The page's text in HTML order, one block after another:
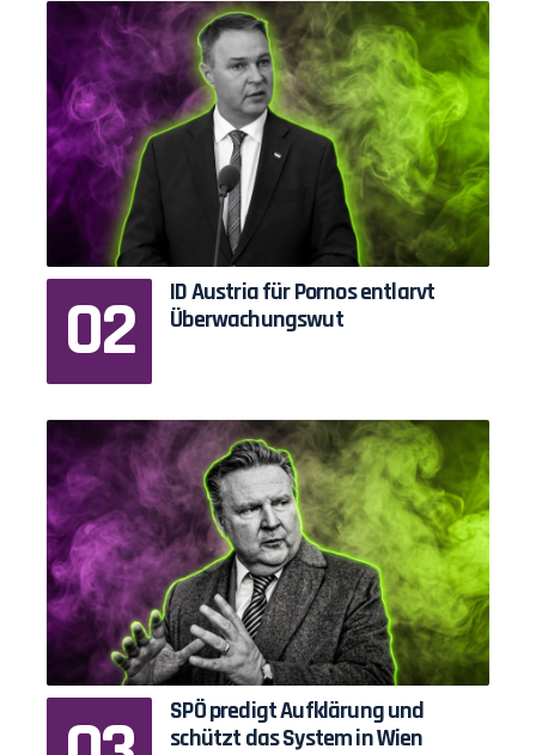
ID Austria für Pornos entlarvt
Überwachungswut
SPÖ predigt Aufklärung und
schützt das System in Wien